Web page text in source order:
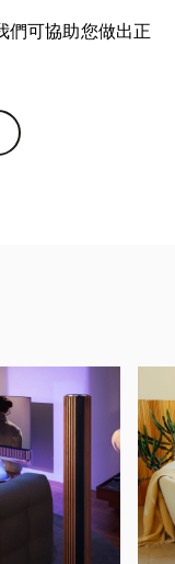
們可協助您做出正
in New Tab